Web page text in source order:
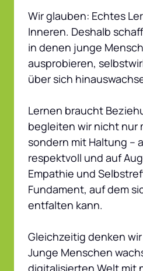
Wir glauben: Echtes
Inneren. Deshalb
in denen junge
ausprobieren,
über sich
Lernen braucht
begleiten wir nicht nur
sondern mit Haltung –
respektvoll und auf
Empathie und
Fundament, auf dem
entfalten kann.
Gleichzeitig denken
Junge Menschen
digitalisierten Welt mit